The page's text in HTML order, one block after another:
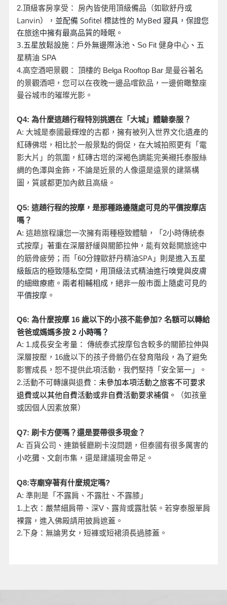
2.頂級客房享受： 房內皆使用頂級備品（如歐舒丹或
Lanvin），並配備 Sofitel 標誌性的 MyBed 寢具，保證您
在旅途中擁有最高品質的睡眠。
3.五星放鬆設施：戶外無邊際泳池 、 So Fit 健身中心、 五
星精油 SPA
4.高空酒吧景觀： 頂樓的 Belga Rooftop Bar 是曼谷著名
的景觀酒吧，您可以在夜晚一邊品嚐飲品，一邊俯瞰整座
曼谷城市的璀璨光影。
Q4: 為什麼這趟行程特別挑選在「大城」體驗泰服？
A: 大城是泰國最輝煌的古都，擁有被列入世界文化遺產的
紅磚佛塔，相比於一般景點的侷促，在大城拍照更有「電
影大片」的氛圍，紅磚古塔的深褐色調能完美襯托泰服絲
綢的色澤與金飾，不論是近景的人像還是遠景的建築構
圖，質感都更加內斂且高級。
Q5: 這趟行程的按摩，是那種路邊隨處可見的平價按摩店
嗎？
A: 這趟旅程讓您一次擁有兩種極致體驗，「2小時傳統泰
式按摩」著重在深層舒緩與關節拉伸，能有效鬆開旅途中
的筋骨疲勞；而「60分鐘歐舒丹精油SPA 」則是進入五星
級飯店的極致隱私空間，用頂級法式精油進行嗅覺與皮膚
的細緻療癒。兩者相輔相成，絕非一般市面上隨處可見的
平價按摩。
Q6: 為什麼按摩 16 歲以下的小孩不能參加? 名額可以轉給
爸爸或媽媽多按 2 小時嗎？
A: 1.成長安全考量： 傳統泰式按摩包含較多的關節拉伸與
深層按壓，16歲以下的孩子骨骼仍在發育階段，為了避免
影響成長，恕不提供此項活動，我們堅持「安全第一」。
2.活動不可轉讓與退費： 未參加本項活動之旅客不可要求
退費或以其他自費活動或非自費活動要求補償。
（如孩童
或因個人因素放棄）
Q7: 刷卡方便嗎？還是要帶很多現金？
A: 百貨公司、連鎖餐廳刷卡沒問題，但泰國有很多厲害的
小吃攤、文創市集，還是建議現金帶足。
Q8:寺廟穿著有什麼規定嗎?
A: 準則是「不露肩、不露肚、不露膝」
1. 上衣：嚴禁細肩帶、深V、露背或露肚裝。若穿泰服單肩
裸露，進入佛殿請用披肩遮蓋。
2.下身：無論男女，短褲或短裙須長過膝蓋。